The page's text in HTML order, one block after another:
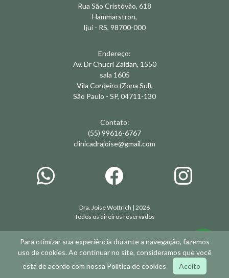
Rua São Cristóvão, 618
Hammarstron,
Ijuí - RS, 98700-000
Endereço:
Av. Dr Chucri Zaidan, 1550
sala 1605
Vila Cordeiro (Zona Sul),
São Paulo - SP, 04711-130
Contato:
(55) 99616-6767
clinicadrajoise@gmail.com
Dra. Joise Wottrich | 2026
Todos os direiros reservados
Developed by
Para otimizar sua experiência durante a navegação, fazemos
uso de cookies. Ao continuar no site, consideramos que você
está de acordo com nossa Política de cookies Aceito